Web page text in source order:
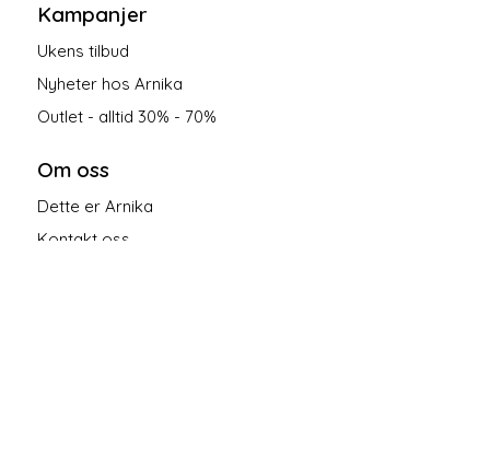
Kampanjer
Ukens tilbud
Nyheter hos Arnika
Outlet - alltid 30% - 70%
Om oss
Dette er Arnika
Kontakt oss